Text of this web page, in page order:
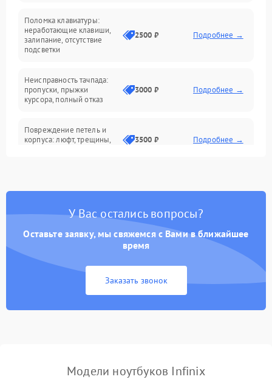
Интерфейсные проблемы
Батарея
Сеть и интернет
Поломка клавиатуры:
неработающие клавиши,
залипание, отсутствие
подсветки
2500 ₽ Подробнее →
Неисправность тачпада:
пропуски, прыжки
курсора, полный отказ
3000 ₽ Подробнее →
Повреждение петель и
корпуса: люфт, трещины,
3500 ₽ Подробнее →
быстрая разрядка,
2500 ₽ Подробнее →
Неисправность зарядного
питания
2000 ₽ Подробнее →
неисправности кулера
пропадание диска
У Вас остались вопросы?
Оставьте заявку, мы свяжемся с Вами в ближайшее
время
Заказать звонок
Модели ноутбуков Infinix